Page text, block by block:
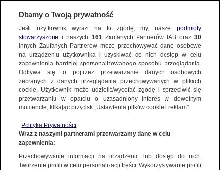
WARSZAWA
ULICE
Tramwaj śmiertelnie potrącił kobietę
20.12.2020, 09:14
Udostępnij
Dbamy o Twoją prywatność
Jeśli użytkownik wyrazi na to zgodę, my, nasze podmioty
stowarzyszone i naszych 161Zaufanych Partnerów IAB oraz 30
innych Zaufanych Partnerów może przechowywać dane osobowe
na urządzeniu użytkownika i uzyskiwać do nich dostęp w celu
zapewnienia bardziej spersonalizowanego sposobu przeglądania.
Odbywa się to poprzez przetwarzanie danych osobowych
zebranych z danych przeglądania przechowywanych w plikach
cookie. Użytkownik może udzielić/wycofać zgodę i sprzeciwić się
przetwarzaniu w oparciu o uzasadniony interes w dowolnym
momencie, klikając przycisk „Ustawienia plików cookie i reklam”.
Polityka Prywatności
Wraz z naszymi partnerami przetwarzamy dane w celu
zapewnienia:
Przechowywanie informacji na urządzeniu lub dostęp do nich.
Tworzenie profili w celu personalizacji treści. Wykorzystywanie profili